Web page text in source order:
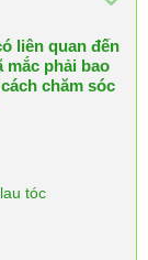
liên quan đến
mắc phải bao
chăm sóc
tóc